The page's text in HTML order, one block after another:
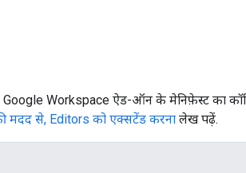
Workspace ऐड-ऑन के मेनिफ़ेस्ट का
मदद से, Editors को एक्सटेंड करना लेख पढ़ें.